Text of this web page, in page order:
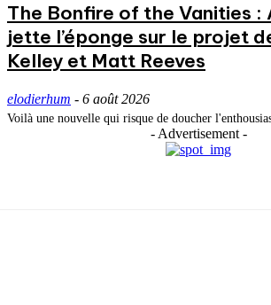
The Bonfire of the Vanities :
jette l’éponge sur le projet
Kelley et Matt Reeves
elodierhum - 6 août 2026
Voilà une nouvelle qui risque de doucher
- Advertisement -